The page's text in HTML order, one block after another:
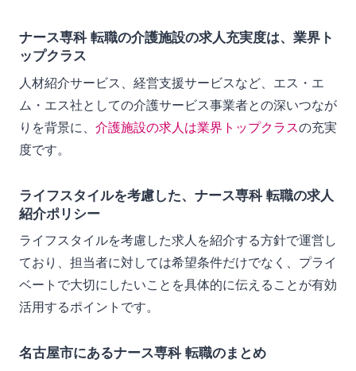
ナース専科 転職の介護施設の求人充実度は、業界ト
ップクラス
人材紹介サービス、経営支援サービスなど、エス・エ
ム・エス社としての介護サービス事業者との深いつなが
りを背景に、 介護施設の求人は業界トップクラスの充実
度です。
ライフスタイルを考慮した、ナース専科 転職の求人
紹介ポリシー
ライフスタイルを考慮した求人を紹介する方針で運営し
ており、担当者に対しては希望条件だけでなく、プライ
ベートで大切にしたいことを具体的に伝えることが有効
活用するポイントです。
名古屋市にあるナース専科 転職のまとめ